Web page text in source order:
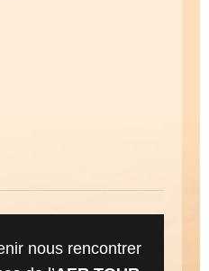
nous rencontrer